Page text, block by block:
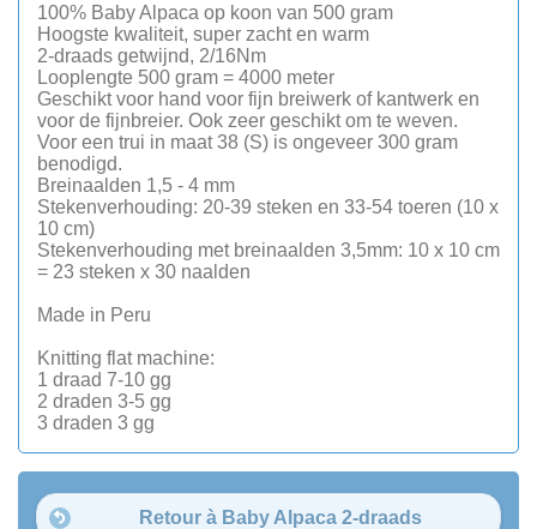
100% Baby Alpaca op koon van 500 gram
Hoogste kwaliteit, super zacht en warm
2-draads getwijnd, 2/16Nm
Looplengte 500 gram = 4000 meter
Geschikt voor hand voor fijn breiwerk of kantwerk en
voor de fijnbreier. Ook zeer geschikt om te weven.
Voor een trui in maat 38 (S) is ongeveer 300 gram
benodigd.
Breinaalden 1,5 - 4 mm
Stekenverhouding: 20-39 steken en 33-54 toeren (10 x
10 cm)
Stekenverhouding met breinaalden 3,5mm: 10 x 10 cm
= 23 steken x 30 naalden
Made in Peru
Knitting flat machine:
1 draad 7-10 gg
2 draden 3-5 gg
3 draden 3 gg
Retour à Baby Alpaca 2-draads